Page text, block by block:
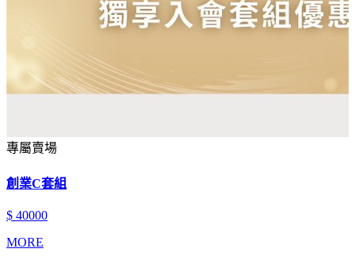
專屬賣場
創業C套組
$ 40000
MORE